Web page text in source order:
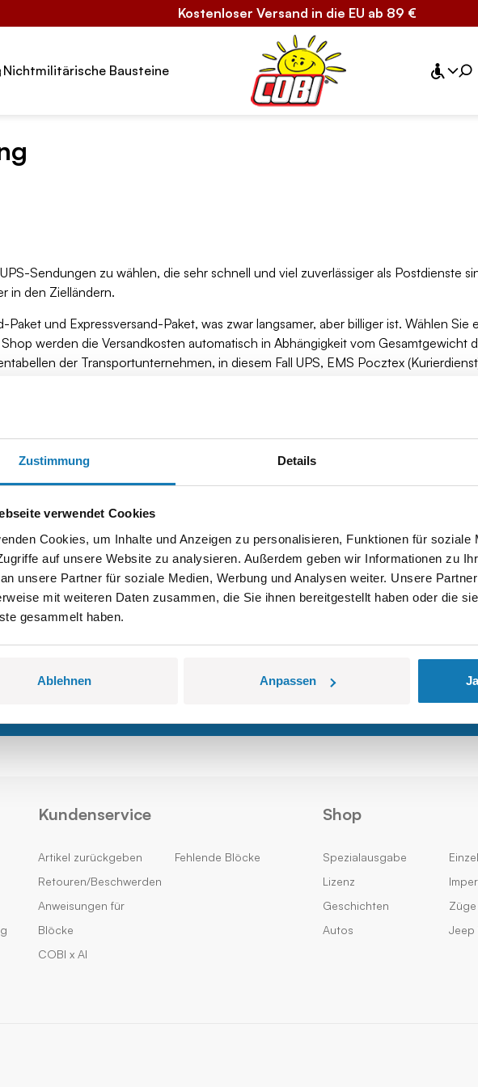
Zustimmung Details
verwendet Cookies
Cookies, um Inhalte und Anzeigen zu personalisieren, Funktionen für soziale
auf unsere Website zu analysieren. Außerdem geben wir Informationen zu
unsere Partner für soziale Medien, Werbung und Analysen weiter. Unsere
mit weiteren Daten zusammen, die Sie ihnen bereitgestellt haben oder die
gesammelt haben.
Ablehnen Anpassen
Kostenloser Versand in die EU ab 89 €
Nichtmilitärische Bausteine
Sendungen zu wählen, die sehr schnell und viel zuverlässiger als Postdienste
in den Zielländern.
und Expressversand-Paket, was zwar langsamer, aber billiger ist. Wählen
werden die Versandkosten automatisch in Abhängigkeit vom
der Transportunternehmen, in diesem Fall UPS, EMS Pocztex
über 89 Euro in EU-Länder (nur Standardversand mit UPS auf dem
per Post) fallen keine Versandkosten an.
dem Vereinigten Königreich, China und möglicherweise anderen, die uns
Gebühren können mit dem Überschreiten von Kaufgrenzen verbunden sein,
über Werbeaktionen,
Angebote.
Kundenservice
Artikel zurückgeben
Retouren/Beschwerden
Anweisungen für
Blöcke
COBI x AI
Fehlende Blöcke
Shop
Spezialausgabe
Lizenz
Geschichten
Autos
Züge
Jeep